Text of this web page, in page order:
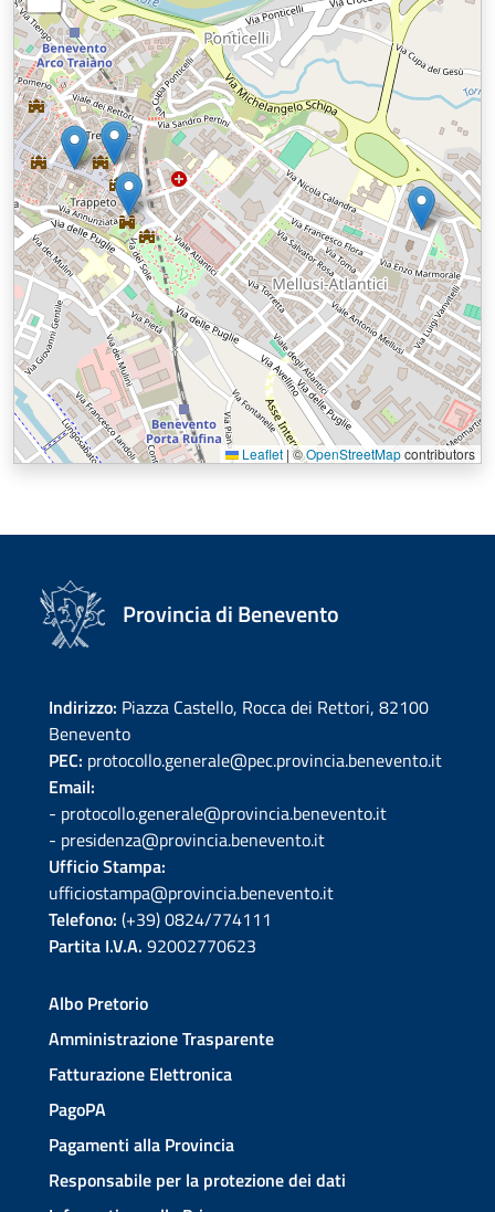
Leaflet |©OpenStreetMapcontributors
Provincia di Benevento
Indirizzo: Piazza Castello, Rocca dei Rettori, 82100
Benevento
PEC: protocollo.generale@pec.provincia.benevento.it
Email:
- protocollo.generale@provincia.benevento.it
- presidenza@provincia.benevento.it
Ufficio Stampa:
ufficiostampa@provincia.benevento.it
Telefono: (+39) 0824/774111
Partita I.V.A. 92002770623
Albo Pretorio
Amministrazione Trasparente
Fatturazione Elettronica
PagoPA
Pagamenti alla Provincia
Responsabile per la protezione dei dati